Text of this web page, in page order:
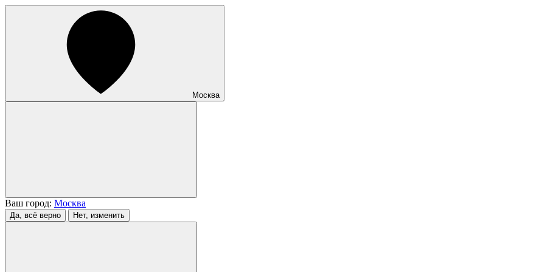
Москва
Ваш город: Москва
Да, всё верно Нет, изменить